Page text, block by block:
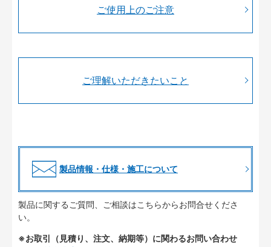
ご使用上のご注意
ご理解いただきたいこと
製品情報・仕様・施工について
製品に関するご質問、ご相談はこちらからお問合せくださ
い。
※お取引（見積り、注文、納期等）に関わるお問い合わせ